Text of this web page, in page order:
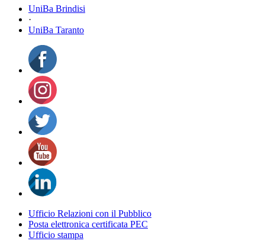
UniBa Brindisi
·
UniBa Taranto
Ufficio Relazioni con il Pubblico
Posta elettronica certificata PEC
Ufficio stampa